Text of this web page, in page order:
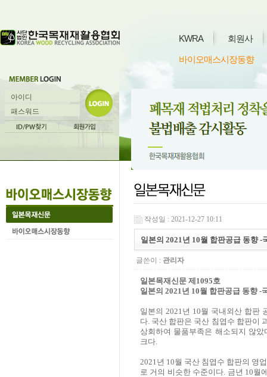
KWRA 회원사
바이오매스시장동향
작성일 : 2021-12-27 10:11
일본의 2021년 10월 합판공급 동향 -
글쓴이 : 관리자
일본목재신문 제1095호
일본의 2021년 10월 합판공급 동향 -
일본의 2021년 10월 국내외산 합판
다. 국산 합판은 국산 침엽수 합판이
상회하여 물품부족은 해소되지 않
크다.
2021년 10월 국산 침엽수 합판의 영
로 거의 비슷한 수준이다. 금년 10월